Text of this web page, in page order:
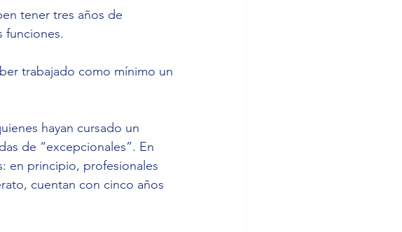
tener tres años de
funciones.
trabajado como mínimo un
hayan cursado un
de “excepcionales”. En
en principio, profesionales
cuentan con cinco años